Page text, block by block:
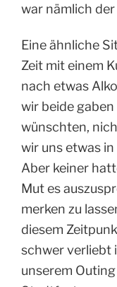
war nämlich der
Eine ähnliche
Zeit mit einem
nach etwas
wir beide gaben
wünschten,
wir uns etwas
Aber keiner
Mut es
merken zu
diesem
schwer verliebt
unserem